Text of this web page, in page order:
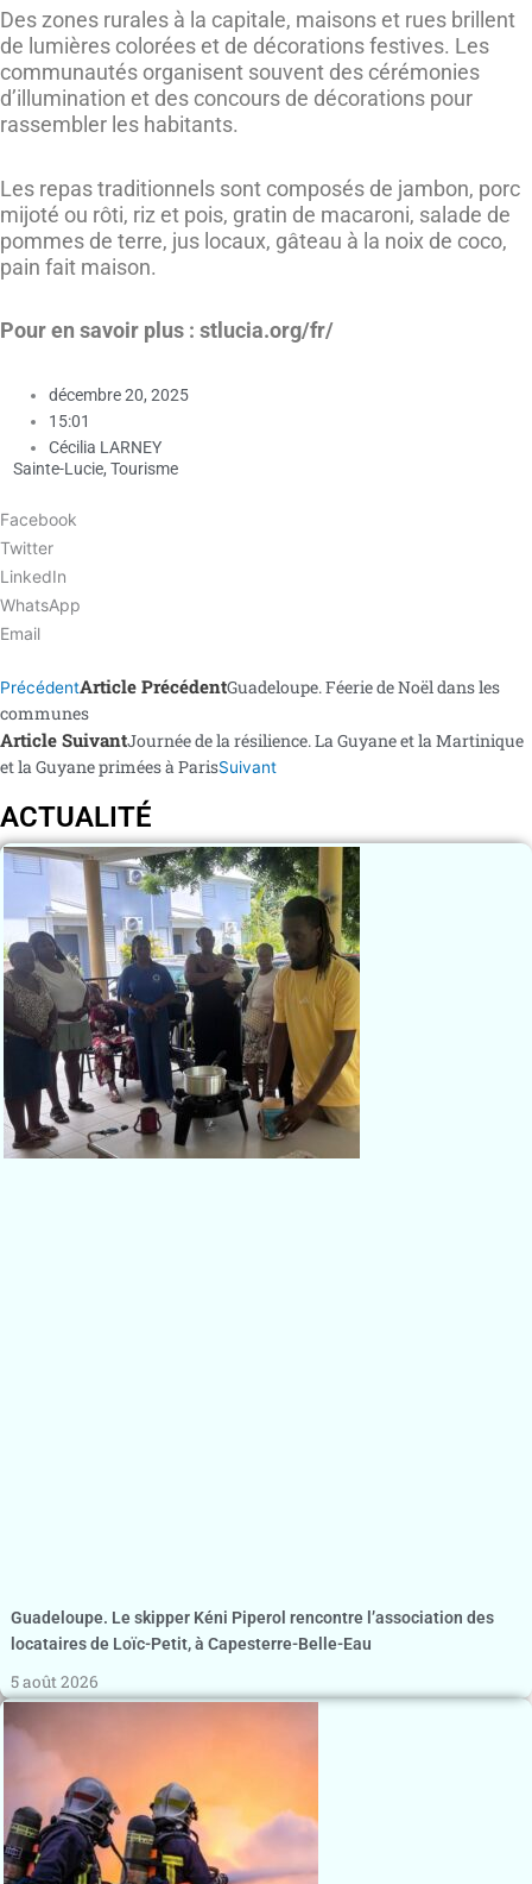
Des zones rurales à la capitale, maisons et rues brillent
de lumières colorées et de décorations festives. Les
communautés organisent souvent des cérémonies
d’illumination et des concours de décorations pour
rassembler les habitants.
Les repas traditionnels sont composés de jambon, porc
mijoté ou rôti, riz et pois, gratin de macaroni, salade de
pommes de terre, jus locaux, gâteau à la noix de coco,
pain fait maison.
Pour en savoir plus : stlucia.org/fr/
décembre 20, 2025
15:01
Cécilia LARNEY
Sainte-Lucie, Tourisme
Facebook
Twitter
LinkedIn
WhatsApp
Email
PrécédentArticle PrécédentGuadeloupe. Féerie de Noël dans les
communes
Article SuivantJournée de la résilience. La Guyane et la Martinique
et la Guyane primées à ParisSuivant
ACTUALITÉ
Guadeloupe. Le skipper Kéni Piperol rencontre l’association des
locataires de Loïc-Petit, à Capesterre-Belle-Eau
5 août 2026